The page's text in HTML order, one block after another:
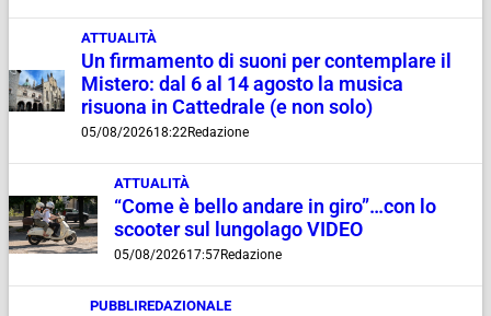
ATTUALITÀ
Un firmamento di suoni per contemplare il
Mistero: dal 6 al 14 agosto la musica
risuona in Cattedrale (e non solo)
05/08/202618:22Redazione
ATTUALITÀ
“Come è bello andare in giro”…con lo
scooter sul lungolago VIDEO
05/08/202617:57Redazione
PUBBLIREDAZIONALE